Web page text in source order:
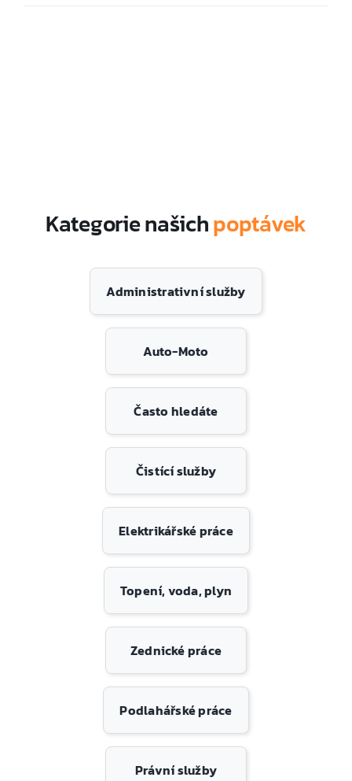
Kategorie našichpoptávek
Administrativní služby
Auto-Moto
Často hledáte
Čistící služby
Elektrikářské práce
Topení, voda, plyn
Zednické práce
Podlahářské práce
Právní služby